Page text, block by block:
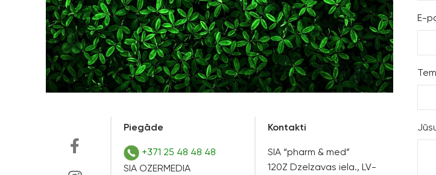
Piegāde
+371 25 48 48 48
SIA OZERMEDIA
Kontakti
SIA “pharm & med”
120Z Dzelzavas iela., LV-
E-